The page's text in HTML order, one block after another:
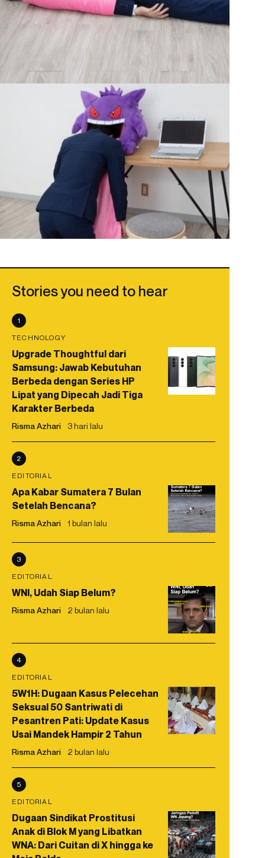
Stories you need to hear
1
TECHNOLOGY
Upgrade Thoughtful dari
Samsung: Jawab Kebutuhan
Berbeda dengan Series HP
Lipat yang Dipecah Jadi Tiga
Karakter Berbeda
Risma Azhari 3 hari lalu
2
EDITORIAL
Apa Kabar Sumatera 7 Bulan
Setelah Bencana?
Risma Azhari 1 bulan lalu
3
EDITORIAL
WNI, Udah Siap Belum?
Risma Azhari 2 bulan lalu
4
EDITORIAL
5W1H: Dugaan Kasus Pelecehan
Seksual 50 Santriwati di
Pesantren Pati: Update Kasus
Usai Mandek Hampir 2 Tahun
Risma Azhari 2 bulan lalu
5
EDITORIAL
Dugaan Sindikat Prostitusi
Anak di Blok M yang Libatkan
WNA: Dari Cuitan di X hingga ke